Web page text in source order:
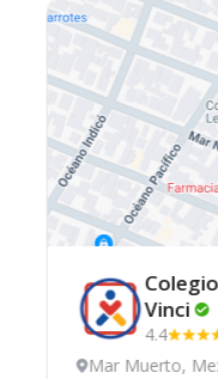
Vinci
4.4
Mar Muerto,